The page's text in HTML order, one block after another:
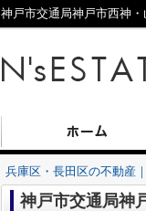
神戸市交通局神戸市西神
兵庫区・長田区の不動産
神戸市交通局神